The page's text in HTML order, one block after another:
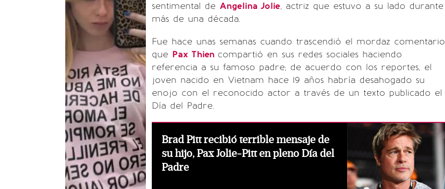
sentimental de Angelina Jolie, actriz que estuvo a su lado durante
más de una década.
Fue hace unas semanas cuando trascendió el mordaz comentario
que Pax Thien compartió en sus redes sociales haciendo
referencia a su famoso padre; de acuerdo con los reportes, el
joven nacido en Vietnam hace 19 años habría desahogado su
enojo con el reconocido actor a través de un texto publicado el
Día del Padre.
Brad Pitt recibió terrible mensaje de
su hijo, Pax Jolie-Pitt en pleno Día del
Padre